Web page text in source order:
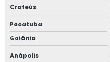
Crateús
Pacatuba
Goiânia
Anápolis